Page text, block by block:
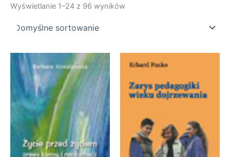
Wyświetlanie 1–24 z 96 wyników